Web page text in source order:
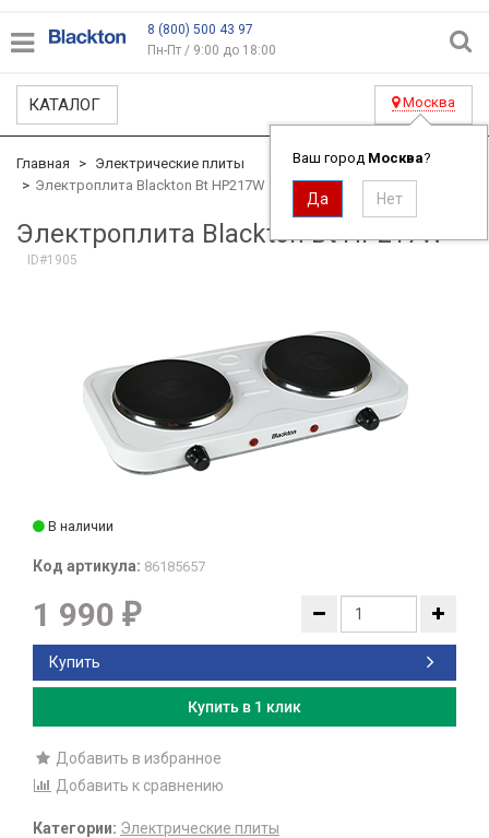
8 (800) 500 43 97
Пн-Пт / 9:00 до 18:00
КАТАЛОГ Москва
Ваш город Москва?
Главная
Электрические плиты
Электроплита Blackton Bt HP217W
Электроплита Blackton Bt HP217W
ID#1905
В наличии
Код артикула: 86185657
1 990 ₽
Купить
Купить в 1 клик
Добавить в избранное
Добавить к сравнению
Категории: Электрические плиты